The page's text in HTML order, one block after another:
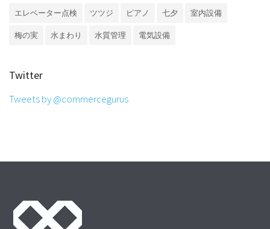
エレベーター点検 ツツジ ピアノ 七夕 室内設備
梅の実 水まわり 水質管理 電気設備
Twitter
Tweets by @commercegurus